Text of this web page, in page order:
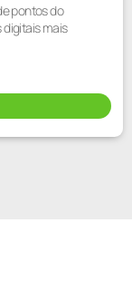
pontos do
mais